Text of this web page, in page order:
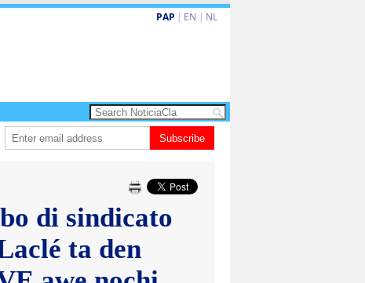
PAP | EN | NL
barionan pa atende kehonan di ciudadano
Subscribe
di sindicato
ta den